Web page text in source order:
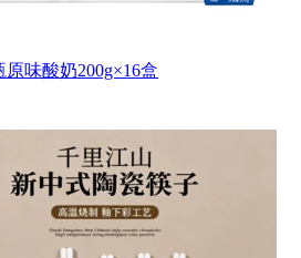
原味酸奶200g×16盒